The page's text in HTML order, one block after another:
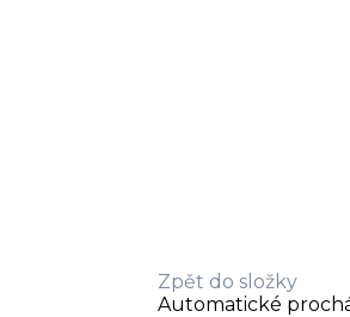
Zpět do složky
Automatické